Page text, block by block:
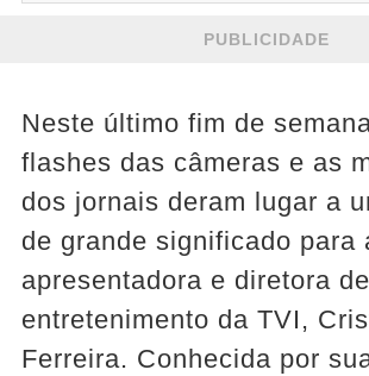
PUBLICIDADE
Neste último fim de
flashes das câmeras e as
dos jornais deram lugar a
de grande significado para
apresentadora e diretora
entretenimento da TVI,
Ferreira. Conhecida por